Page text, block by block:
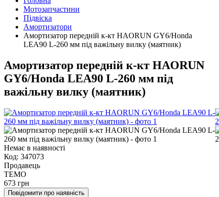
Мотозапчастини
Підвіска
Амортизатори
Амортизатор передній к-кт HAORUN GY6/Honda
LEA90 L-260 мм під важільну вилку (маятник)
Амортизатор передній к-кт HAORUN
GY6/Honda LEA90 L-260 мм під
важільну вилку (маятник)
Немає в наявності
Код: 347073
Продавець
TEMO
673 грн
Повідомити про наявність